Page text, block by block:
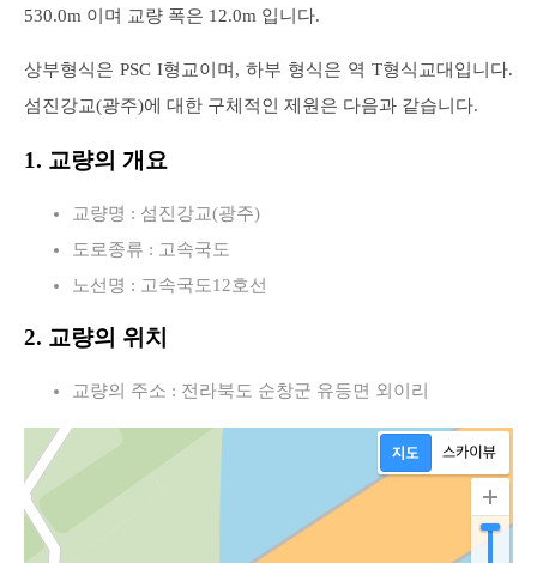
530.0m 이며 교량 폭은 12.0m 입니다.
상부형식은 PSC I형교이며, 하부 형식은 역 T형식교대입니다.
섬진강교(광주)에 대한 구체적인 제원은 다음과 같습니다.
1. 교량의 개요
교량명 : 섬진강교(광주)
도로종류 : 고속국도
노선명 : 고속국도12호선
2. 교량의 위치
교량의 주소 : 전라북도 순창군 유등면 외이리